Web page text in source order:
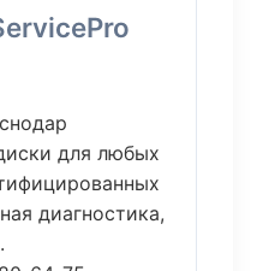
для любых
диагностика,